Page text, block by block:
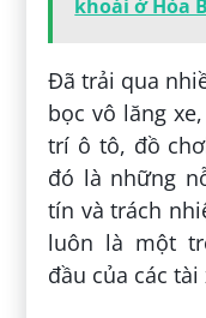
khoái ở Hòa
Đã trải qua
bọc vô lăng
trí ô tô, đồ
đó là những
tín và trách
luôn là một
đầu của các tài